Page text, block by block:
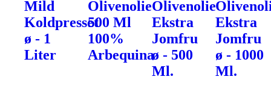
Mild
Koldpresset
ø - 1
Liter
Olivenolie
500 Ml
100%
Arbequina
Olivenolie
Ekstra
Jomfru
ø - 500
Ml.
Ekstra
Jomfru
ø - 1000
Ml.